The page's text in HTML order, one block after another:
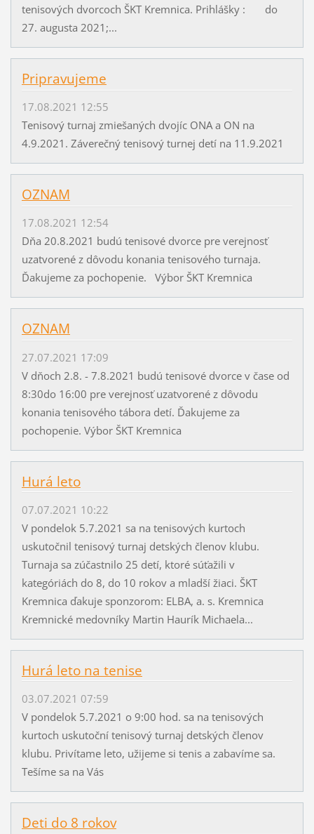
tenisových dvorcoch ŠKT Kremnica. Prihlášky : do
27. augusta 2021;...
Pripravujeme
17.08.2021 12:55
Tenisový turnaj zmiešaných dvojíc ONA a ON na
4.9.2021. Záverečný tenisový turnej detí na 11.9.2021
OZNAM
17.08.2021 12:54
Dňa 20.8.2021 budú tenisové dvorce pre verejnosť
uzatvorené z dôvodu konania tenisového turnaja.
Ďakujeme za pochopenie. Výbor ŠKT Kremnica
OZNAM
27.07.2021 17:09
V dňoch 2.8. - 7.8.2021 budú tenisové dvorce v čase od
8:30do 16:00 pre verejnosť uzatvorené z dôvodu
konania tenisového tábora detí. Ďakujeme za
pochopenie. Výbor ŠKT Kremnica
Hurá leto
07.07.2021 10:22
V pondelok 5.7.2021 sa na tenisových kurtoch
uskutočnil tenisový turnaj detských členov klubu.
Turnaja sa zúčastnilo 25 detí, ktoré súťažili v
kategóriách do 8, do 10 rokov a mladší žiaci. ŠKT
Kremnica ďakuje sponzorom: ELBA, a. s. Kremnica
Kremnické medovníky Martin Haurík Michaela...
Hurá leto na tenise
03.07.2021 07:59
V pondelok 5.7.2021 o 9:00 hod. sa na tenisových
kurtoch uskutoční tenisový turnaj detských členov
klubu. Privítame leto, užijeme si tenis a zabavíme sa.
Tešíme sa na Vás
Deti do 8 rokov